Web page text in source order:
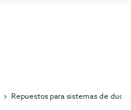
Repuestos para sistemas de ducha